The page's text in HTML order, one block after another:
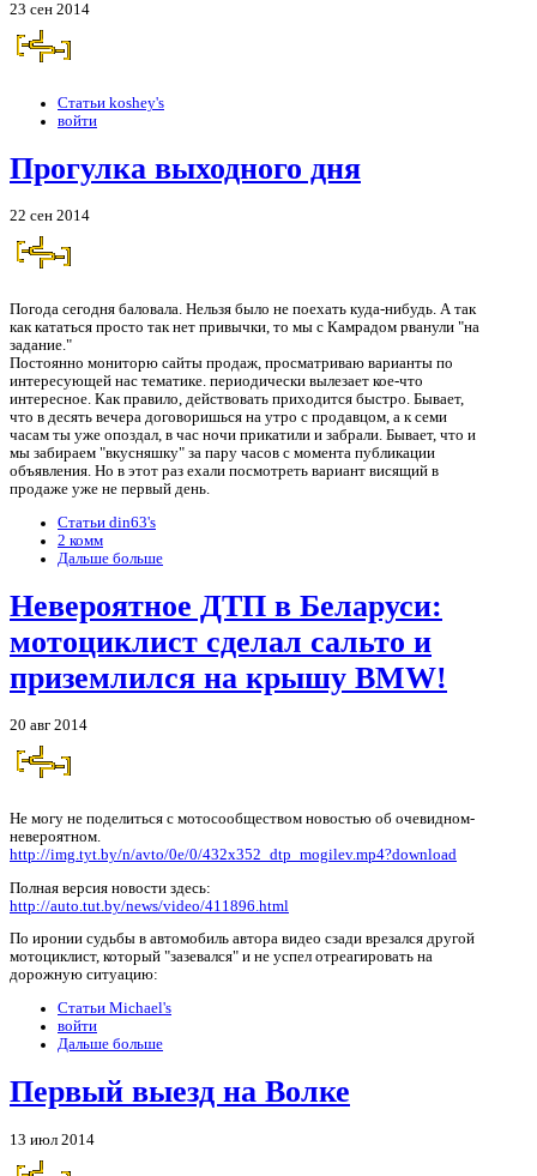
23 сен 2014
Статьи koshey's
войти
Прогулка выходного дня
22 сен 2014
Погода сегодня баловала. Нельзя было не поехать куда-нибудь. А так
как кататься просто так нет привычки, то мы с Камрадом рванули "на
задание."
Постоянно мониторю сайты продаж, просматриваю варианты по
интересующей нас тематике. периодически вылезает кое-что
интересное. Как правило, действовать приходится быстро. Бывает,
что в десять вечера договоришься на утро с продавцом, а к семи
часам ты уже опоздал, в час ночи прикатили и забрали. Бывает, что и
мы забираем "вкусняшку" за пару часов с момента публикации
объявления. Но в этот раз ехали посмотреть вариант висящий в
продаже уже не первый день.
Статьи din63's
2 комм
Дальше больше
Невероятное ДТП в Беларуси:
мотоциклист сделал сальто и
приземлился на крышу BMW!
20 авг 2014
Не могу не поделиться с мотосообществом новостью об очевидном-
невероятном.
http://img.tyt.by/n/avto/0e/0/432x352_dtp_mogilev.mp4?download
Полная версия новости здесь:
http://auto.tut.by/news/video/411896.html
По иронии судьбы в автомобиль автора видео сзади врезался другой
мотоциклист, который "зазевался" и не успел отреагировать на
дорожную ситуацию:
Статьи Michael's
войти
Дальше больше
Первый выезд на Волке
13 июл 2014